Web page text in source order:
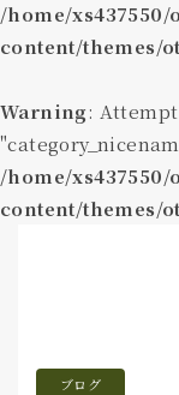
/home/
content/themes/
Warning:
/home/
content/themes/
ブログ